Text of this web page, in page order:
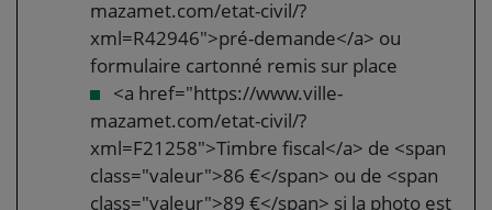
mazamet.com/etat-civil/?
xml=R42946">pré-demande</a> ou
formulaire cartonné remis sur place
<a href="https://www.ville-
mazamet.com/etat-civil/?
xml=F21258">Timbre fiscal</a> de <span
class="valeur">86 €</span> ou de <span
class="valeur">89 €</span> si la photo est